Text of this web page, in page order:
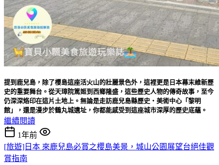
提到鹿兒島，除了櫻島這座活火山的壯麗景色外，這裡更是日本幕末維新歷
史的重要舞台。從天璋院篤姬到西鄉隆盛，這些歷史人物的傳奇故事，至今
仍深深烙印在這片土地上。無論是走訪鹿兒島縣歷史・美術中心「黎明
館」，還是漫步於鶴丸城遺址，你都能感受到這座城市深厚的歷史底蘊。
繼續閱讀
1年前
[旅遊]日本 來鹿兒島必賞之櫻島美景，城山公園展望台絕佳觀
賞指南